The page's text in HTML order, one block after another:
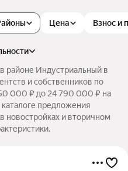
Цена Взнос и
районе Индустриальный в
и собственников по
000 ₽ до 24 790 000 ₽ на
предложения
новостройках и вторичном